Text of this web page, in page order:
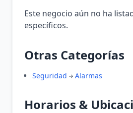
Este negocio aún no ha
específicos.
Otras Categorías
Seguridad Alarmas
Horarios &